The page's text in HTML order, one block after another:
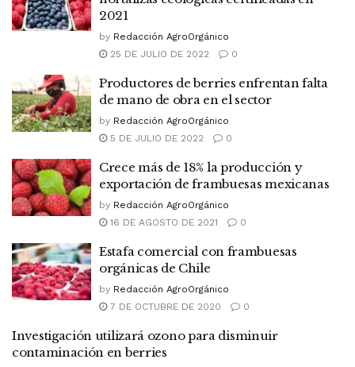
2021
by Redacción AgroOrgánico
25 DE JULIO DE 2022
0
Productores de berries enfrentan falta
de mano de obra en el sector
by Redacción AgroOrgánico
5 DE JULIO DE 2022
0
Crece más de 18% la producción y
exportación de frambuesas mexicanas
by Redacción AgroOrgánico
16 DE AGOSTO DE 2021
0
Estafa comercial con frambuesas
orgánicas de Chile
by Redacción AgroOrgánico
7 DE OCTUBRE DE 2020
0
Investigación utilizará ozono para disminuir
contaminación en berries